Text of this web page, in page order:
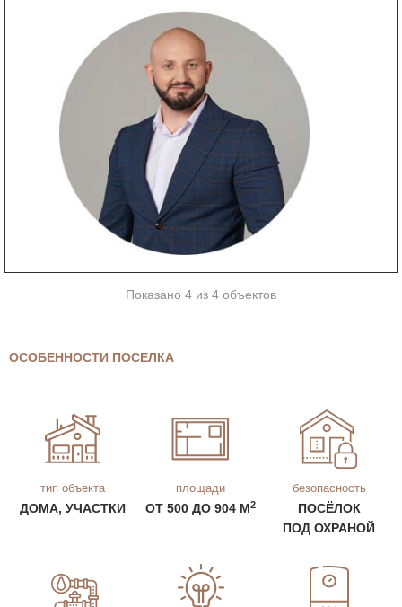
Показано 4 из 4 объектов
ОСОБЕННОСТИ ПОСЕЛКА
тип объекта
ДОМА, УЧАСТКИ
площади
ОТ 500 ДО 904 М2
безопасность
ПОСЁЛОК
ПОД ОХРАНОЙ